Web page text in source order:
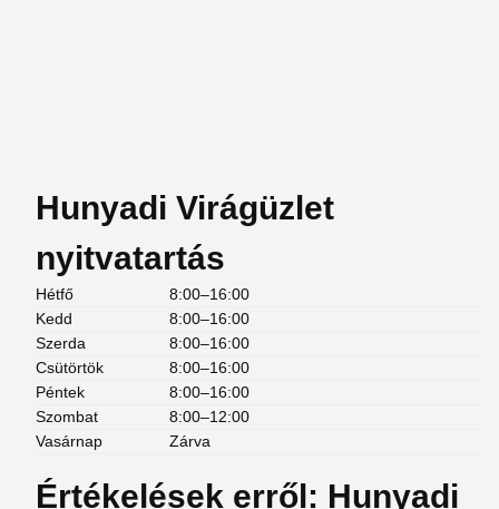
Hunyadi Virágüzlet
nyitvatartás
Hétfő
8:00–16:00
Kedd
8:00–16:00
Szerda
8:00–16:00
Csütörtök
8:00–16:00
Péntek
8:00–16:00
Szombat
8:00–12:00
Vasárnap
Zárva
Értékelések erről: Hunyadi